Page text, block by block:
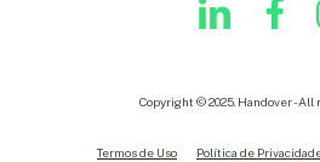
linkedin youtube
Copyright © 2025. Handover -
Termos de Uso Política de